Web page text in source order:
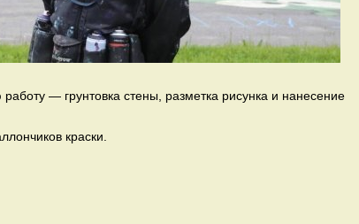
— грунтовка стены, разметка рисунка и нанесение
краски.